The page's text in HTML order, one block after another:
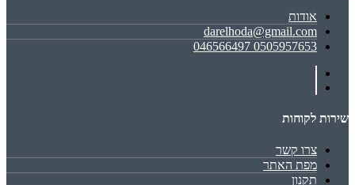
אודות
darelhoda@gmail.com
0505957653 046566497
שירות לקוחות
צרו קשר
מפת האתר
תקנון